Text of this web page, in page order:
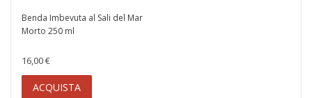
Benda Imbevuta al Sali del Mar
Morto 250 ml
16,00 €
ACQUISTA